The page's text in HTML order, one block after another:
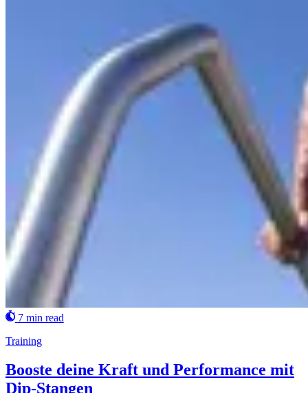
7 min read
Training
Booste deine Kraft und Performance mit
Dip-Stangen